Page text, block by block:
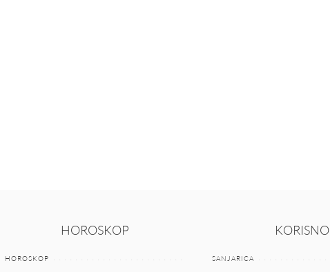
HOROSKOP
HOROSKOP
KORISNO
SANJARICA